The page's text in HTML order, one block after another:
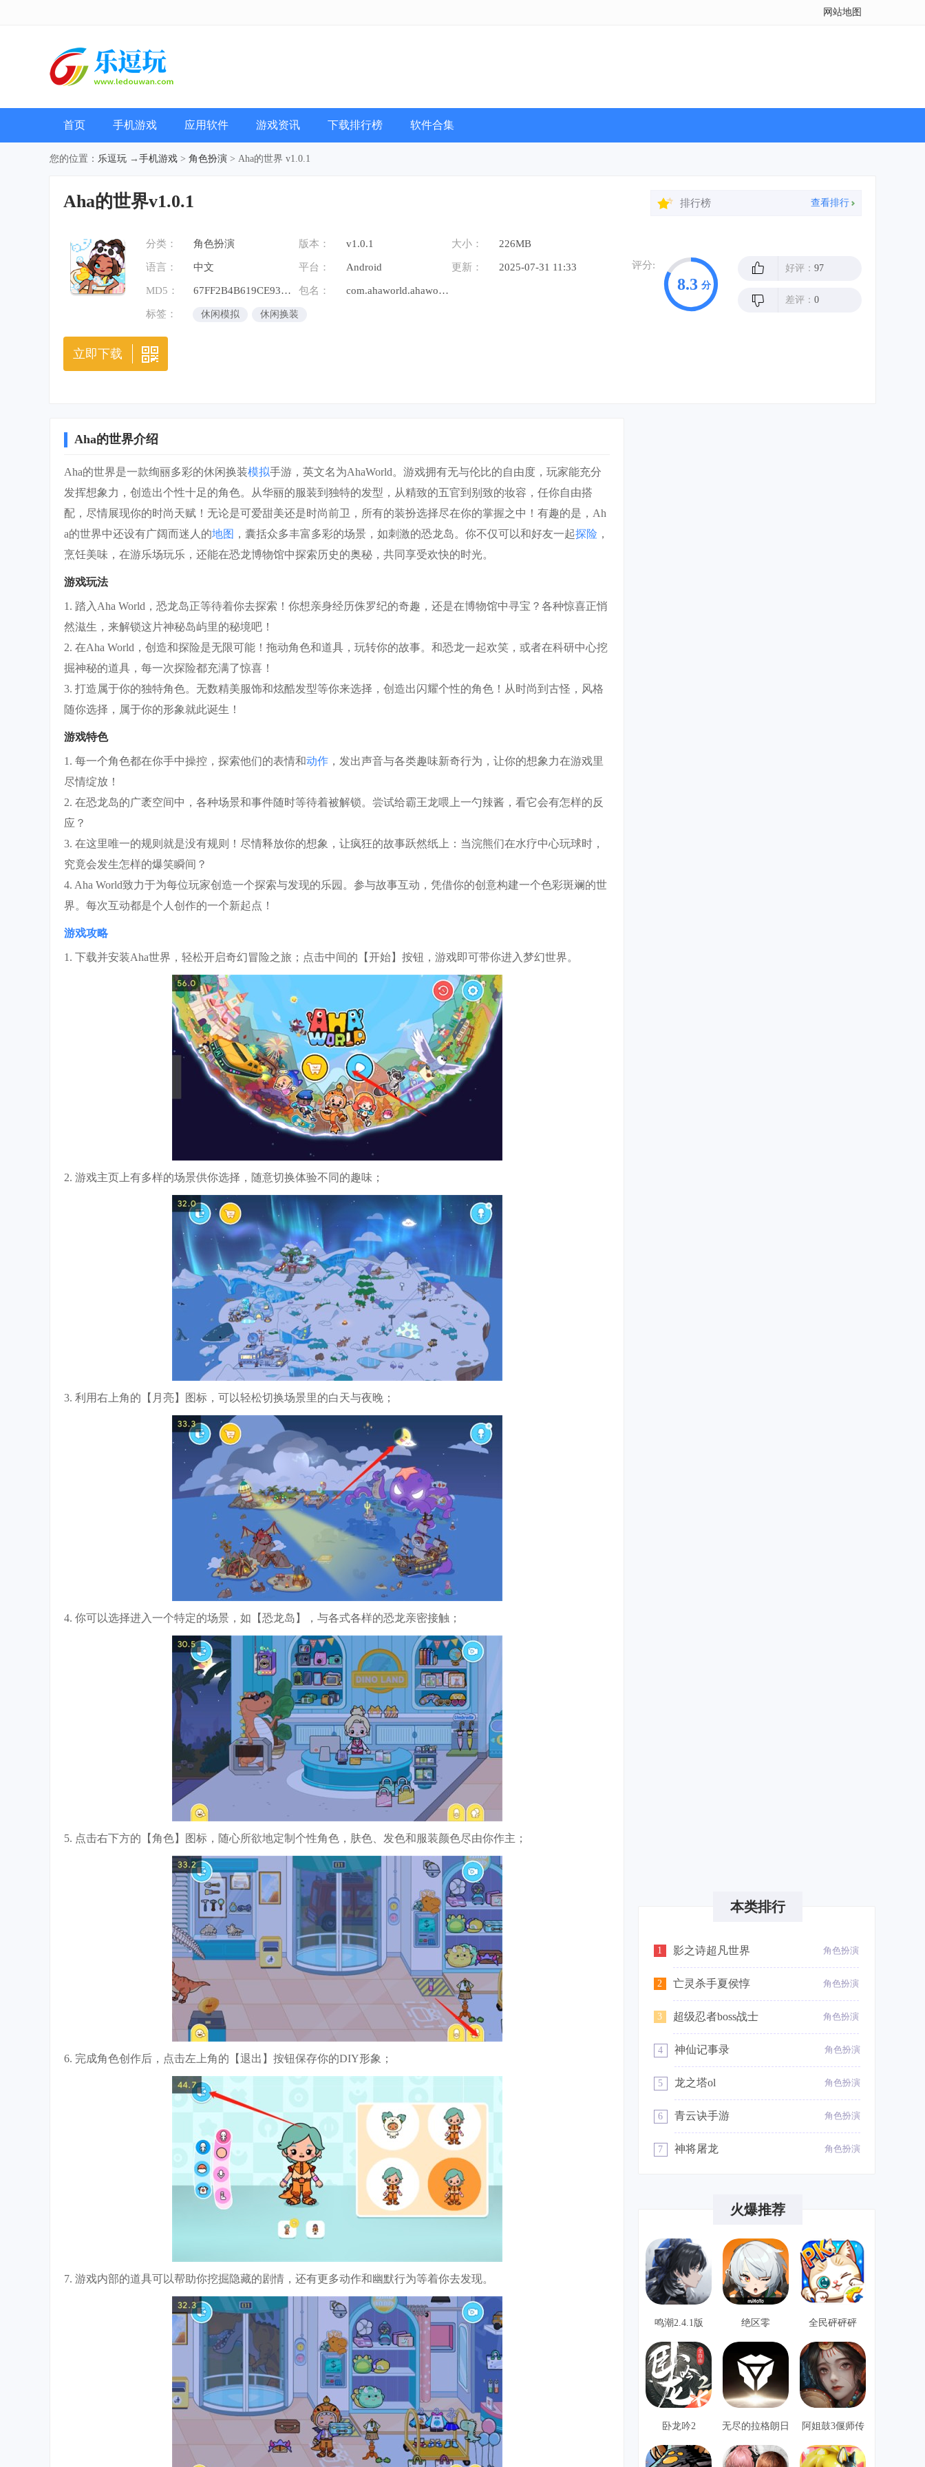
网站地图
首页 手机游戏 应用软件 游戏资讯 下载排行榜 软件合集
您的位置： 乐逗玩 → 手机游戏 > 角色扮演 > Aha的世界 v1.0.1
Aha的世界v1.0.1
分类： 角色扮演 版本： v1.0.1 大小： 226MB
语言： 中文 平台： Android 更新： 2025-07-31 11:33
MD5： 67FF2B4B619CE93A03B96621C193F321 包名： com.ahaworld.ahaworld
标签： 休闲模拟 休闲换装
立即下载
排行榜 查看排行
评分:
8.3 分
好评： 97
差评： 0
Aha的世界介绍
Aha的世界是一款绚丽多彩的休闲换装模拟手游，英文名为AhaWorld。游戏拥有无与伦比的自由度，玩家能充分
发挥想象力，创造出个性十足的角色。从华丽的服装到独特的发型，从精致的五官到别致的妆容，任你自由搭
配，尽情展现你的时尚天赋！无论是可爱甜美还是时尚前卫，所有的装扮选择尽在你的掌握之中！有趣的是，Ah
a的世界中还设有广阔而迷人的地图 ，囊括众多丰富多彩的场景，如刺激的恐龙岛。你不仅可以和好友一起探险 ，
烹饪美味，在游乐场玩乐，还能在恐龙博物馆中探索历史的奥秘，共同享受欢快的时光。
游戏玩法
1. 踏入Aha World，恐龙岛正等待着你去探索！你想亲身经历侏罗纪的奇趣，还是在博物馆中寻宝？各种惊喜正悄
然滋生，来解锁这片神秘岛屿里的秘境吧！
2. 在Aha World，创造和探险是无限可能！拖动角色和道具，玩转你的故事。和恐龙一起欢笑，或者在科研中心挖
掘神秘的道具，每一次探险都充满了惊喜！
3. 打造属于你的独特角色。无数精美服饰和炫酷发型等你来选择，创造出闪耀个性的角色！从时尚到古怪，风格
随你选择，属于你的形象就此诞生！
游戏特色
1. 每一个角色都在你手中操控，探索他们的表情和动作 ，发出声音与各类趣味新奇行为，让你的想象力在游戏里
尽情绽放！
2. 在恐龙岛的广袤空间中，各种场景和事件随时等待着被解锁。尝试给霸王龙喂上一勺辣酱，看它会有怎样的反
应？
3. 在这里唯一的规则就是没有规则！尽情释放你的想象，让疯狂的故事跃然纸上：当浣熊们在水疗中心玩球时，
究竟会发生怎样的爆笑瞬间？
4. Aha World致力于为每位玩家创造一个探索与发现的乐园。参与故事互动，凭借你的创意构建一个色彩斑斓的世
界。每次互动都是个人创作的一个新起点！
游戏攻略
1. 下载并安装Aha世界，轻松开启奇幻冒险之旅；点击中间的【开始】按钮，游戏即可带你进入梦幻世界。
2. 游戏主页上有多样的场景供你选择，随意切换体验不同的趣味；
3. 利用右上角的【月亮】图标，可以轻松切换场景里的白天与夜晚；
4. 你可以选择进入一个特定的场景，如【恐龙岛】，与各式各样的恐龙亲密接触；
5. 点击右下方的【角色】图标，随心所欲地定制个性角色，肤色、发色和服装颜色尽由你作主；
6. 完成角色创作后，点击左上角的【退出】按钮保存你的DIY形象；
7. 游戏内部的道具可以帮助你挖掘隐藏的剧情，还有更多动作和幽默行为等着你去发现。
本类排行
1 影之诗超凡世界 角色扮演
2 亡灵杀手夏侯惇 角色扮演
3 超级忍者boss战士 角色扮演
4 神仙记事录 角色扮演
5 龙之塔ol 角色扮演
6 青云诀手游 角色扮演
7 神将屠龙 角色扮演
火爆推荐
鸣潮2.4.1版 绝区零 全民砰砰砰
卧龙吟2 无尽的拉格朗日 阿姐鼓3偃师传